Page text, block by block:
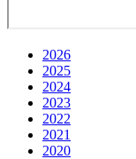
2026
2025
2024
2023
2022
2021
2020